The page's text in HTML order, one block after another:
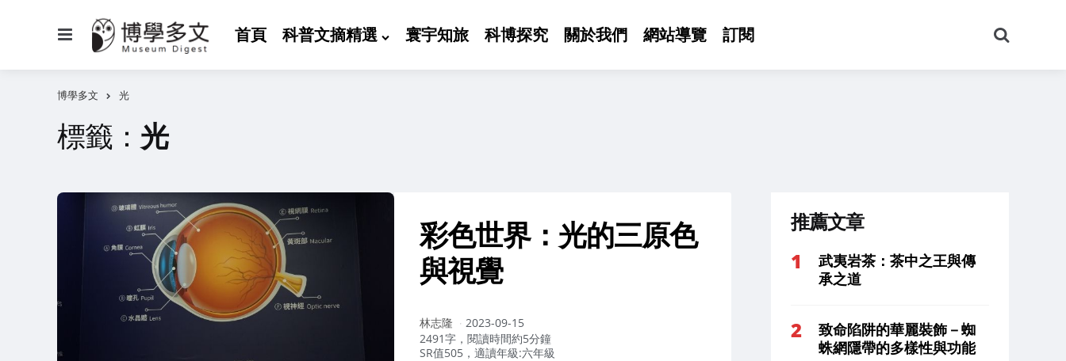
首頁 科普文摘精選 寰宇知旅 科博探究 關於我們 網站導覽 訂閱
尋
博學多文 光
標籤： 光
彩色世界：光的三原色
與視覺
作
者：
林志隆
2023-09-15
2491字，閱讀時間約5分鐘
SR值505，適讀年級:六年級
推薦文章
武夷岩茶：茶中之王與傳
承之道
致命陷阱的華麗裝飾－蜘
蛛網隱帶的多樣性與功能